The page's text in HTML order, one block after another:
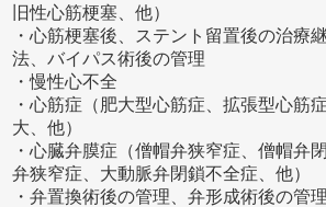
旧性心筋梗塞、他）
・心筋梗塞後、ステント留置後の治療
法、バイパス術後の管理
・慢性心不全
・心筋症（肥大型心筋症、拡張型心筋
大、他）
・心臓弁膜症（僧帽弁狭窄症、僧帽弁
弁狭窄症、大動脈弁閉鎖不全症、他）
・弁置換術後の管理、弁形成術後の管